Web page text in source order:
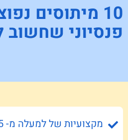
10 מיתוסים
פנסיוני שחשוב
מקצועיות של למעלה מ- 15 שנה.